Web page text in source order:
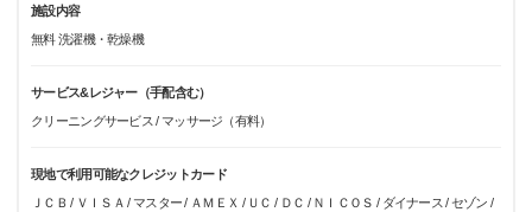
施設内容
無料 洗濯機・乾燥機
サービス&レジャー（手配含む）
クリーニングサービス / マッサージ（有料）
現地で利用可能なクレジットカード
ＪＣＢ / ＶＩＳＡ / マスター / ＡＭＥＸ / ＵＣ / ＤＣ / ＮＩＣＯＳ / ダイナース / セゾン /